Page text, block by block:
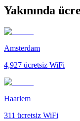
Yakınında
Amsterdam
4,927 ücretsiz WiFi
Haarlem
311 ücretsiz WiFi